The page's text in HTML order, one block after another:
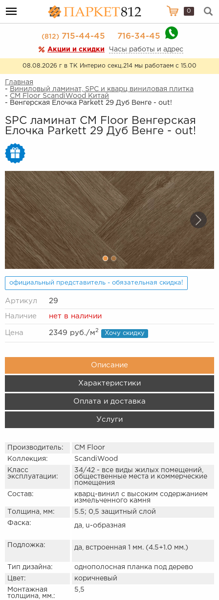
0
(812)715-44-45 716-34-45
Акции и скидки Часы работы и адрес
08.08.2026 г в ТК Интерио секц.214 мы работаем с 15.00
Главная
- Виниловый ламинат, SPC и кварц виниловая плитка
- CM Floor ScandiWood Китай
- Венгерская Елочка Parkett 29 Дуб Венге - out!
SPC ламинат CM Floor Венгерская
Елочка Parkett 29 Дуб Венге - out!
официальный представитель - обязательная скидка!
Артикул 29
Наличие нет в наличии
Цена 2349 руб./м2 Хочу скидку
Описание
Характеристики
Оплата и доставка
Услуги
Производитель:
CM Floor
Коллекция:
ScandiWood
Класс
эксплуатации:
34/42 - все виды жилых помещений,
общественные места и коммерческие
помещения
Состав:
кварц-винил с высоким содержанием
измельченного камня
Толщина, мм:
5.5; 0,5 защитный слой
Фаска:
да, u-образная
Подложка: да, встроенная 1 мм. (4.5+1.0 мм.)
Тип дизайна:
однополосная планка под дерево
Цвет:
коричневый
Монтажная
толщина, мм.:
5,5